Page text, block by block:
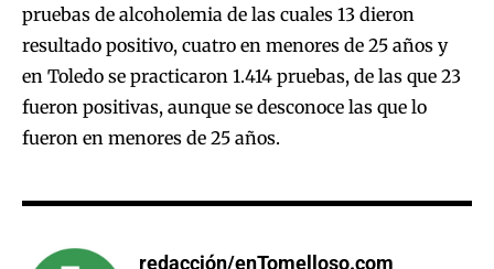
pruebas de alcoholemia de las cuales 13 dieron
resultado positivo, cuatro en menores de 25 años y
en Toledo se practicaron 1.414 pruebas, de las que 23
fueron positivas, aunque se desconoce las que lo
fueron en menores de 25 años.
redacción/enTomelloso.com